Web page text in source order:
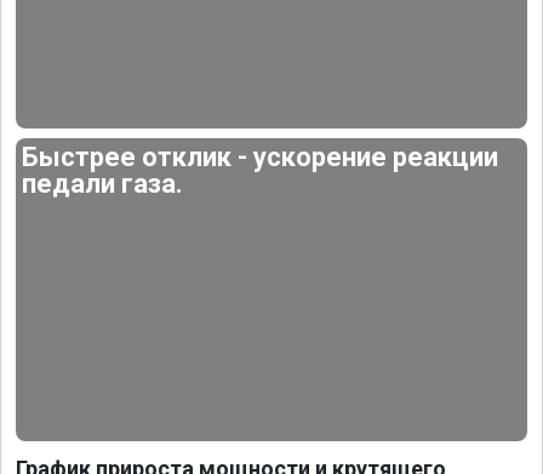
Быстрее отклик - ускорение реакции
педали газа.
График прироста мощности и крутящего